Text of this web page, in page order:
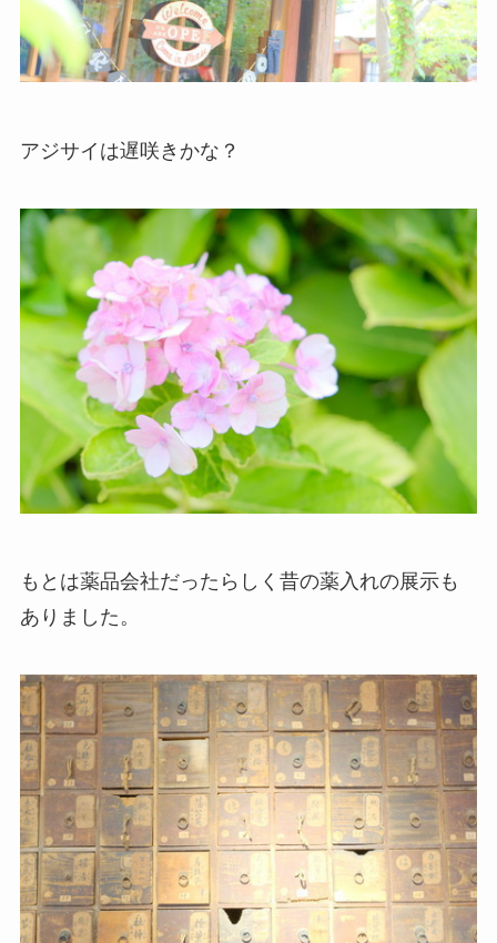
アジサイは遅咲きかな？
もとは薬品会社だったらしく昔の薬入れの展示も
ありました。